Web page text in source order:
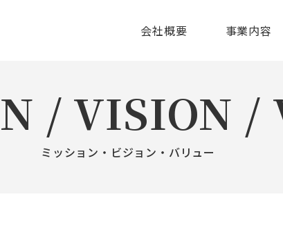
会社概要 事業内容
/ VISION /
ミッション・ビジョン・バリュー